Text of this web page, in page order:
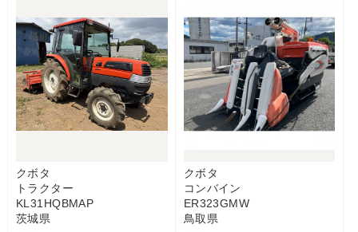
クボタ
トラクター
KL31HQBMAP
茨城県
クボタ
コンバイン
ER323GMW
鳥取県